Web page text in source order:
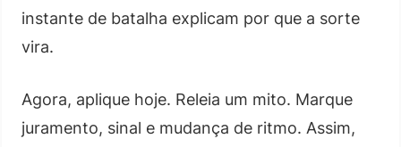
instante de batalha explicam por que a sorte
vira.
Agora, aplique hoje. Releia um mito. Marque
juramento, sinal e mudança de ritmo. Assim,